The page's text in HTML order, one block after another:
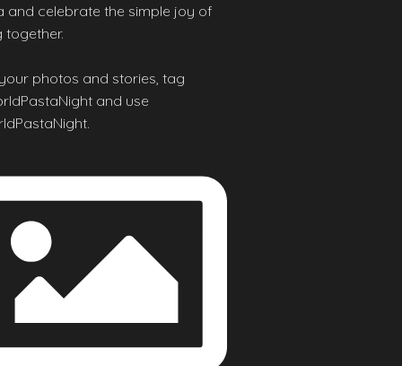
and celebrate the simple joy of
together.
photos and stories, tag
and use